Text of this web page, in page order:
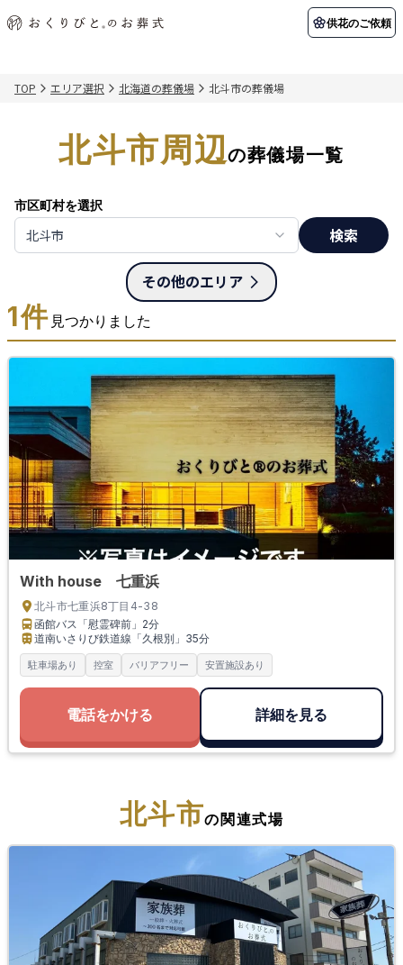
供花のご依頼
初めての方へ 納棺の儀とは？
アフターサポート
会社概要
関東エリア
千葉県
北海道エリア
札幌市 函館市
お客様の声
供花のご依頼
TOP エリア選択 北海道の葬儀場 北斗市の葬儀場
北斗市周辺の葬儀場一覧
市区町村を選択
北斗市 検索
その他のエリア
1件 見つかりました
With house 七重浜
北斗市七重浜8丁目4-38
函館バス「慰霊碑前」 2分
道南いさりび鉄道線「久根別」 35分
駐車場あり 控室 バリアフリー 安置施設あり
電話をかける 詳細を見る
北斗市の関連式場